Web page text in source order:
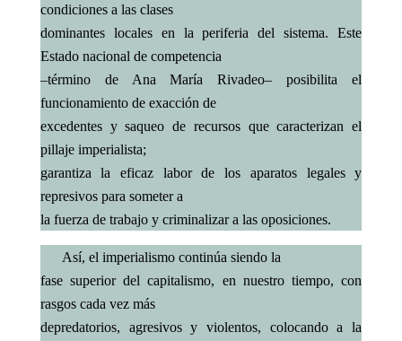
condiciones a las clases
dominantes locales en la periferia del sistema. Este
Estado nacional de competencia
–término de Ana María Rivadeo– posibilita el
funcionamiento de exacción de
excedentes y saqueo de recursos que caracterizan el
pillaje imperialista;
garantiza la eficaz labor de los aparatos legales y
represivos para someter a
la fuerza de trabajo y criminalizar a las oposiciones.
Así, el imperialismo continúa siendo la
fase superior del capitalismo, en nuestro tiempo, con
rasgos cada vez más
depredatorios, agresivos y violentos, colocando a la